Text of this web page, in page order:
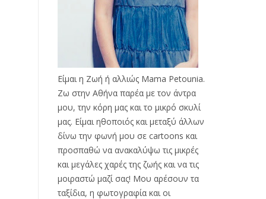
Είμαι η Ζωή ή αλλιώς Mama Petounia.
Ζω στην Αθήνα παρέα με τον άντρα
μου, την κόρη μας και το μικρό σκυλί
μας. Είμαι ηθοποιός και μεταξύ άλλων
δίνω την φωνή μου σε cartoons και
προσπαθώ να ανακαλύψω τις μικρές
και μεγάλες χαρές της ζωής και να τις
μοιραστώ μαζί σας! Μου αρέσουν τα
ταξίδια, η φωτογραφία και οι